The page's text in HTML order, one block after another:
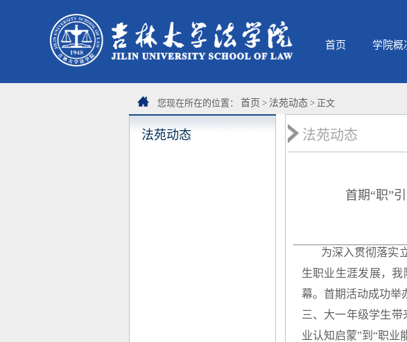
首页 学院概
您现在所在的位置： 首页 > 法苑动态> 正文
法苑动态 法苑动态
首期“职”
为深入贯彻落实
生职业生涯发展，我
幕。首期活动成功举
三、大一年级学生
业认知启蒙”到“职业